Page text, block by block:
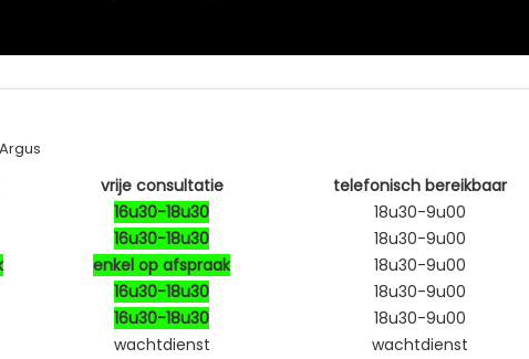
vrije consultatie
telefonisch bereikbaar
16u30-18u30
18u30-9u00
16u30-18u30
18u30-9u00
enkel op afspraak
18u30-9u00
16u30-18u30
18u30-9u00
16u30-18u30
18u30-9u00
wachtdienst
wachtdienst